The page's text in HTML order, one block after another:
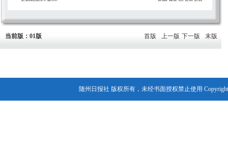
当前版：01版 首版 上一版 下一版 末版
随州日报社 版权所有，未经书面授权禁止使用